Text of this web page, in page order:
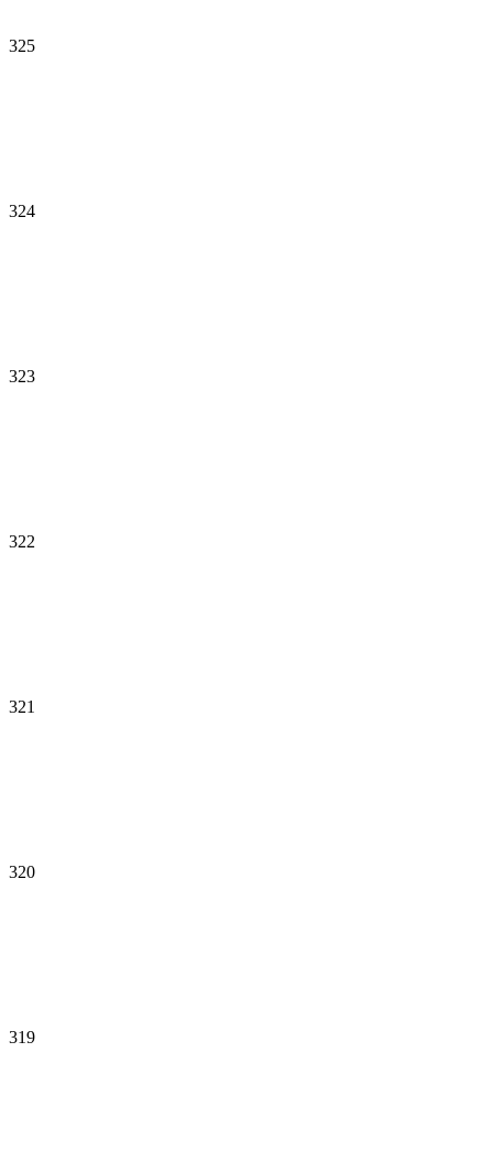
325
324
323
322
321
320
319